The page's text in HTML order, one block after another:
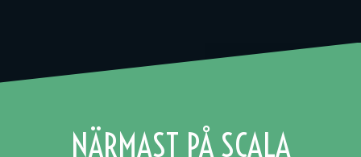
NÄRMAST PÅ SCALA